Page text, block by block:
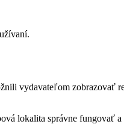
vydavateľom zobrazovať
lokalita správne fungovať